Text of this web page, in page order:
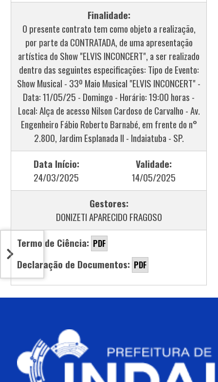
Finalidade:
O presente contrato tem como objeto a realização,
por parte da CONTRATADA, de uma apresentação
artística do Show "ELVIS INCONCERT", a ser realizado
dentro das seguintes especificações: Tipo de Evento:
Show Musical - 33º Maio Musical "ELVIS INCONCERT" -
Data: 11/05/25 - Domingo - Horário: 19:00 horas -
Local: Alça de acesso Nilson Cardoso de Carvalho - Av.
Engenheiro Fábio Roberto Barnabé, em frente do n°
2.800, Jardim Esplanada II - Indaiatuba - SP.
Data Início:
24/03/2025
Validade:
14/05/2025
Gestores:
DONIZETI APARECIDO FRAGOSO
Termo de Ciência: PDF
Declaração de Documentos: PDF